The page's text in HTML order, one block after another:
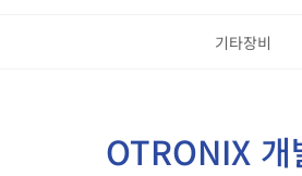
기타장비
OTRONIX 개